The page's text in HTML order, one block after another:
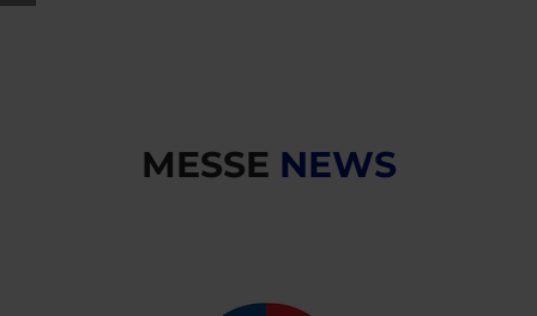
MESSE NEWS